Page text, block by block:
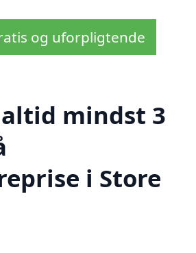
og uforpligtende
mindst 3
i Store